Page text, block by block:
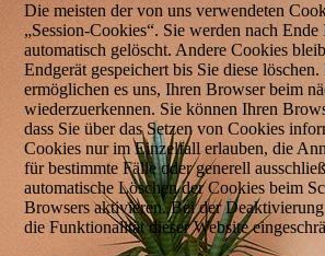
Die meisten der von uns verwendeten
„Session-Cookies“. Sie werden nach Ende
automatisch gelöscht. Andere Cookies
Endgerät gespeichert bis Sie diese
ermöglichen es uns, Ihren Browser beim
wiederzuerkennen. Sie können Ihren
dass Sie über das Setzen von Cookies
Cookies nur im Einzelfall erlauben, die
für bestimmte Fälle oder generell
automatische Löschen der Cookies beim
Browsers aktivieren. Bei der
die Funktionalität dieser Website